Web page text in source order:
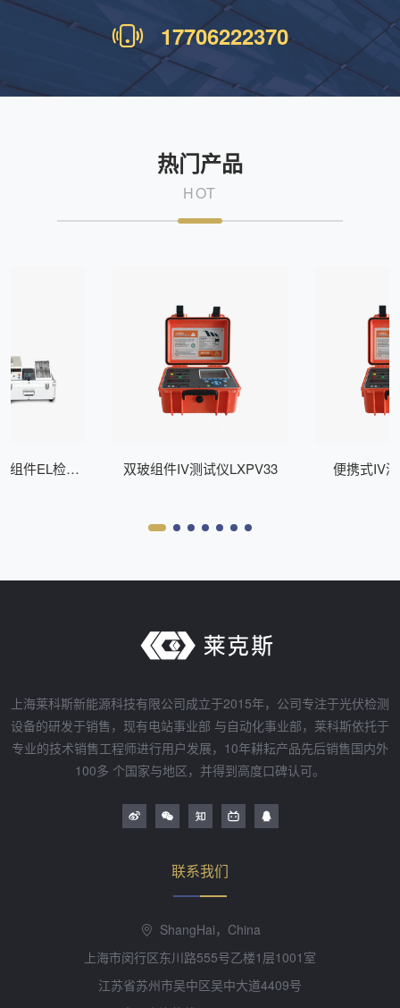
17706222370
热门产品
HOT
组件EL检测
双玻组件IV测试仪LXPV33 便携式IV
上海莱科斯新能源科技有限公司成立于2015年，公司专注于光伏检测
设备的研发于销售，现有电站事业部 与自动化事业部，莱科斯依托于
专业的技术销售工程师进行用户发展，10年耕耘产品先后销售国内外
100多 个国家与地区，并得到高度口碑认可。
联系我们
ShangHai，China
上海市闵行区东川路555号乙楼1层1001室
江苏省苏州市吴中区吴中大道4409号